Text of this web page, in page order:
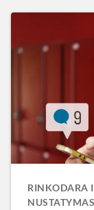
RINKODARA
NUSTATYMAS